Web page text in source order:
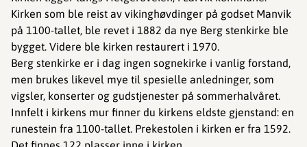
Kirken som ble reist av vikinghøvdinger på godset Manvik
på 1100-tallet, ble revet i 1882 da nye Berg stenkirke ble
bygget. Videre ble kirken restaurert i 1970.
Berg stenkirke er i dag ingen sognekirke i vanlig forstand,
men brukes likevel mye til spesielle anledninger, som
vigsler, konserter og gudstjenester på sommerhalvåret.
Innfelt i kirkens mur finner du kirkens eldste gjenstand: en
runestein fra 1100-tallet. Prekestolen i kirken er fra 1592.